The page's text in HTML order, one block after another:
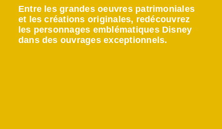
Entre les grandes oeuvres patrimoniales
et les créations originales, redécouvrez
les personnages emblématiques Disney
dans des ouvrages exceptionnels.